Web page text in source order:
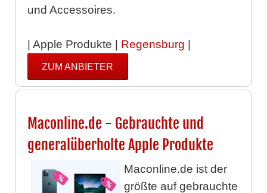
und Accessoires.
| Apple Produkte | Regensburg
ZUM ANBIETER
Maconline.de - Gebrauchte und
generalüberholte Apple Produkte
Maconline.de ist der
größte auf gebrauchte